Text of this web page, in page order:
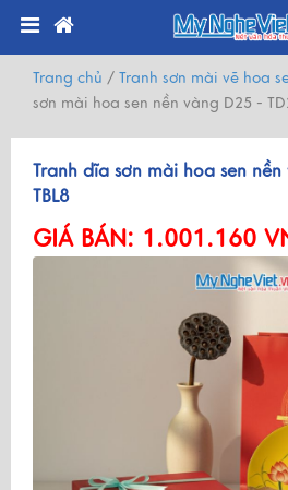
Trang chủ / Tranh sơn mài vẽ hoa
sơn mài hoa sen nền vàng D25 -
Tranh dĩa sơn mài hoa sen
TBL8
GIÁ BÁN: 1.001.160